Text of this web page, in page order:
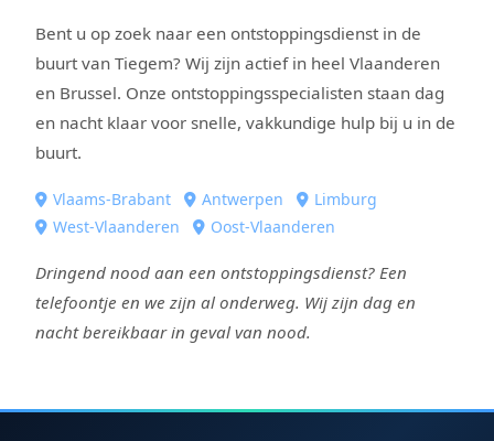
Bent u op zoek naar een ontstoppingsdienst in de
buurt van Tiegem? Wij zijn actief in heel Vlaanderen
en Brussel. Onze ontstoppingsspecialisten staan dag
en nacht klaar voor snelle, vakkundige hulp bij u in de
buurt.
Vlaams-Brabant Antwerpen
Limburg
West-Vlaanderen
Oost-Vlaanderen
Dringend nood aan een ontstoppingsdienst? Een
telefoontje en we zijn al onderweg. Wij zijn dag en
nacht bereikbaar in geval van nood.